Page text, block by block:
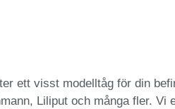
ett visst modelltåg för din
Liliput och många fler.